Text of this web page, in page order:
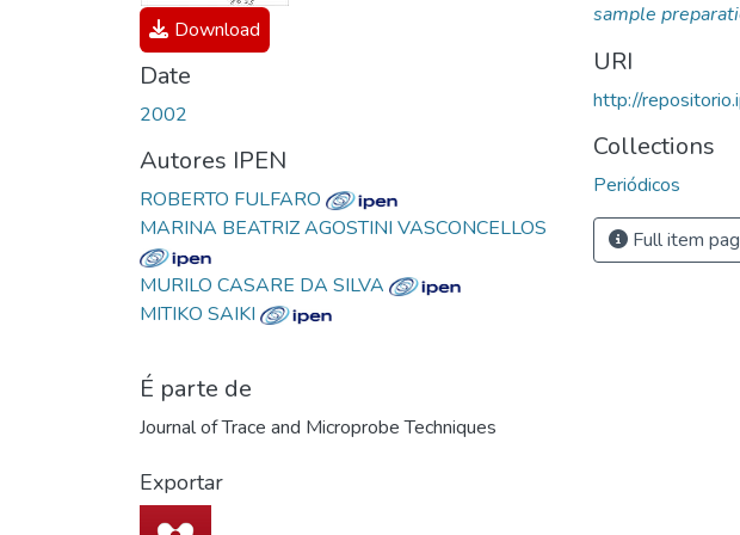
Download
Date
2002
Autores IPEN
ROBERTO FULFARO
MARINA BEATRIZ AGOSTINI VASCONCELLOS
MURILO CASARE DA SILVA
MITIKO SAIKI
É parte de
Journal of Trace and Microprobe Techniques
Exportar
sample
URI
http://
Collections
Periódicos
Full item